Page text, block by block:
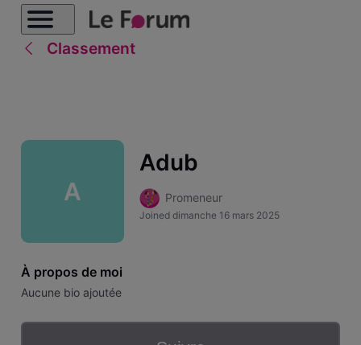
Classement
A
Adub
Promeneur
Joined dimanche 16 mars 2025
À propos de moi
Aucune bio ajoutée